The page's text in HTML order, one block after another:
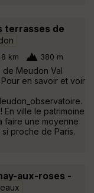
terrasses de
8 km 380 m
Meudon Val
en savoir et voir
En ville le patrimoine
faire une moyenne
proche de Paris.
aux-roses -